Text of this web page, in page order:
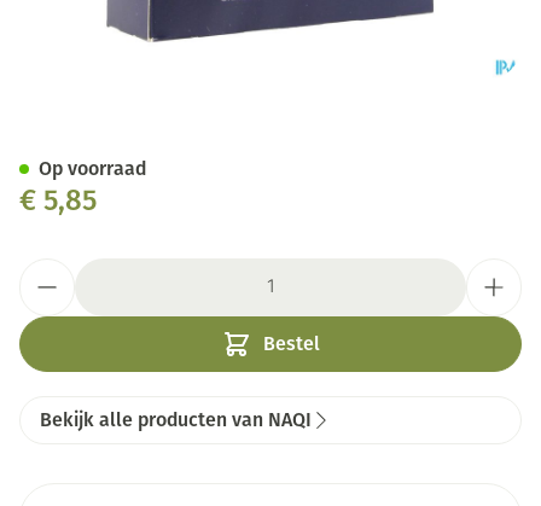
€ 5,85
Bestel
Op voorraad
Bekijk alle producten van NAQI